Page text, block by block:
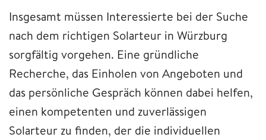
Insgesamt müssen Interessierte bei der Suche
nach dem richtigen Solarteur in Würzburg
sorgfältig vorgehen. Eine gründliche
Recherche, das Einholen von Angeboten und
das persönliche Gespräch können dabei helfen,
einen kompetenten und zuverlässigen
Solarteur zu finden, der die individuellen